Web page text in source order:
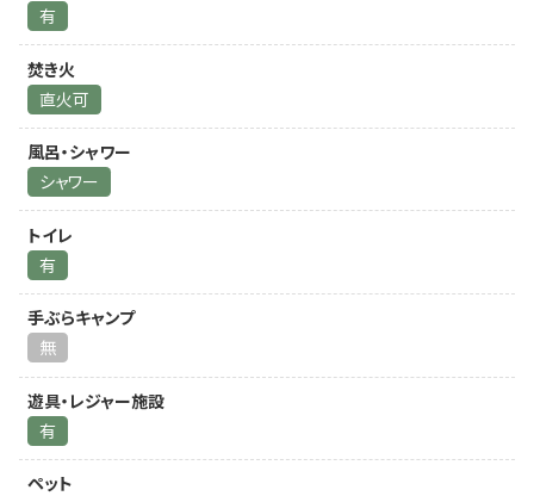
有
焚き火
直火可
風呂・シャワー
シャワー
トイレ
有
手ぶらキャンプ
無
遊具・レジャー施設
有
ペット